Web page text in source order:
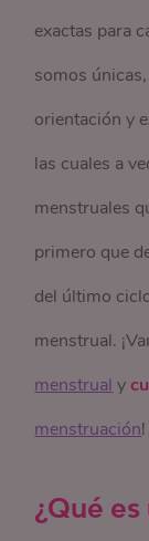
exactas para
somos
orientación y
las cuales a
menstruales
primero que
del último
menstrual.
menstrual y
menstruación!
¿Qué